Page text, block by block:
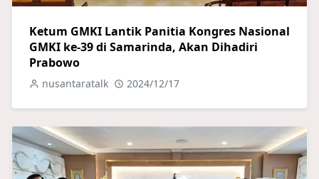
Ketum GMKI Lantik Panitia Kongres Nasional
GMKI ke-39 di Samarinda, Akan Dihadiri
Prabowo
nusantaratalk 2024/12/17